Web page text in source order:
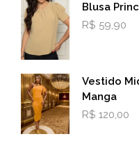
Blusa
R$ 59,90
Vestido
Manga
R$ 120,00